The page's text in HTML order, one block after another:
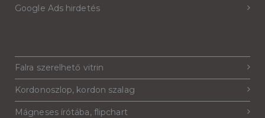
Google Ads hirdetés
Falra szerelhető vitrin
Kordonoszlop, kordon szalag
Mágneses írótába, flipchart